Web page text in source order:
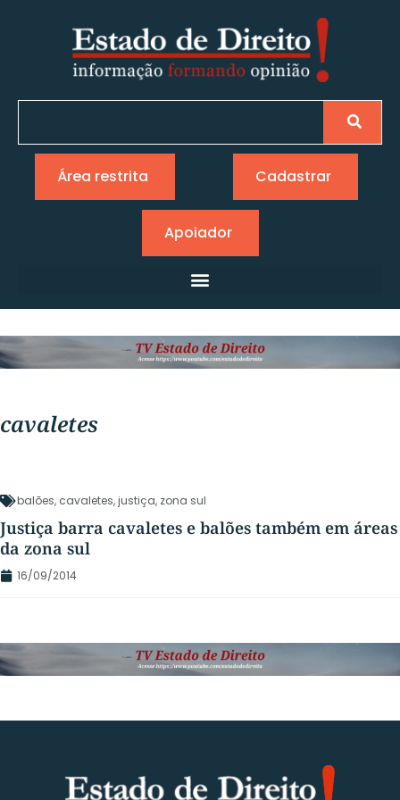
Área restrita Cadastrar
Apoiador
cavaletes
balões, cavaletes,justiça, zona sul
Justiça barra cavaletes e balões também em áreas
da zona sul
16/09/2014